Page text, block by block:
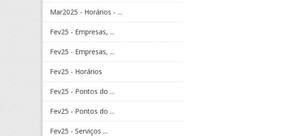
Mar2025 - Horários - ...
Fev25 - Empresas, ...
Fev25 - Empresas, ...
Fev25 - Horários
Fev25 - Pontos do ...
Fev25 - Pontos do ...
Fev25 - Serviços ...